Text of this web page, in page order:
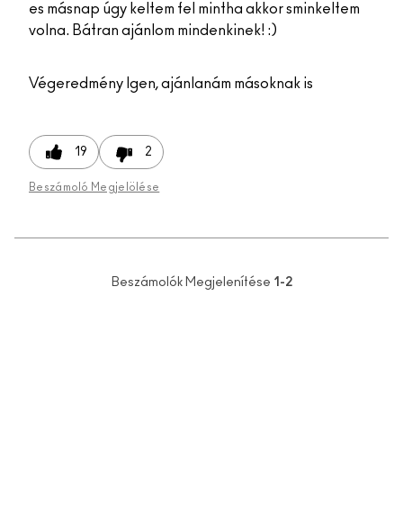
es másnap úgy keltem fel mintha akkor sminkeltem
volna. Bátran ajánlom mindenkinek! :)
Végeredmény Igen, ajánlanám másoknak is
19 2
Beszámoló Megjelölése
Beszámolók Megjelenítése 1-2